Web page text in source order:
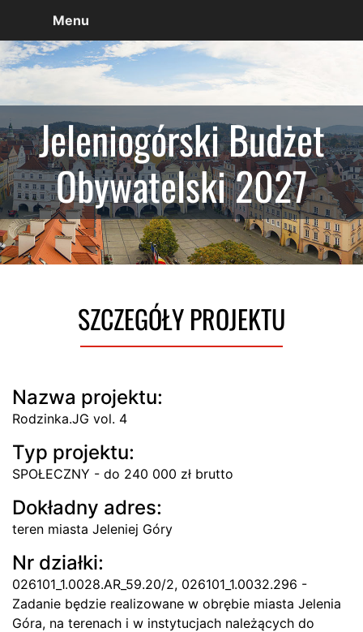
Menu
Jeleniogórski Budżet
Obywatelski 2027
SZCZEGÓŁY PROJEKTU
Nazwa projektu:
Rodzinka.JG vol. 4
Typ projektu:
SPOŁECZNY - do 240 000 zł brutto
Dokładny adres:
teren miasta Jeleniej Góry
Nr działki:
026101_1.0028.AR_59.20/2, 026101_1.0032.296 -
Zadanie będzie realizowane w obrębie miasta Jelenia
Góra, na terenach i w instytucjach należących do